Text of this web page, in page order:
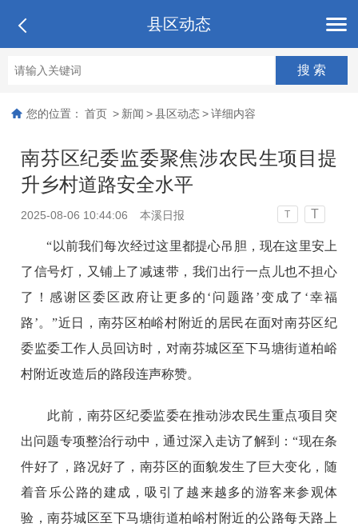
县区动态
您的位置： 首页 > 新闻 > 县区动态 > 详细内容
南芬区纪委监委聚焦涉农民生项目提
升乡村道路安全水平
2025-08-06 10:44:06 本溪日报 T T
“以前我们每次经过这里都提心吊胆，现在这里安上
了信号灯，又铺上了减速带，我们出行一点儿也不担心
了！感谢区委区政府让更多的‘问题路’变成了‘幸福
路’。”近日，南芬区柏峪村附近的居民在面对南芬区纪
委监委工作人员回访时，对南芬城区至下马塘街道柏峪
村附近改造后的路段连声称赞。
此前，南芬区纪委监委在推动涉农民生重点项目突
出问题专项整治行动中，通过深入走访了解到：“现在条
件好了，路况好了，南芬区的面貌发生了巨大变化，随
着音乐公路的建成，吸引了越来越多的游客来参观体
验，南芬城区至下马塘街道柏峪村附近的公路每天路上